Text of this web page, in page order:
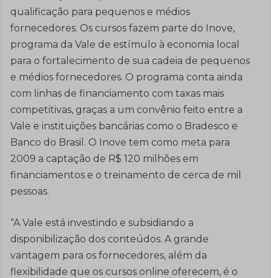
qualificação para pequenos e médios
fornecedores. Os cursos fazem parte do Inove,
programa da Vale de estímulo à economia local
para o fortalecimento de sua cadeia de pequenos
e médios fornecedores. O programa conta ainda
com linhas de financiamento com taxas mais
competitivas, graças a um convênio feito entre a
Vale e instituições bancárias como o Bradesco e
Banco do Brasil. O Inove tem como meta para
2009 a captação de R$ 120 milhões em
financiamentos e o treinamento de cerca de mil
pessoas.
“A Vale está investindo e subsidiando a
disponibilização dos conteúdos. A grande
vantagem para os fornecedores, além da
flexibilidade que os cursos online oferecem, é o